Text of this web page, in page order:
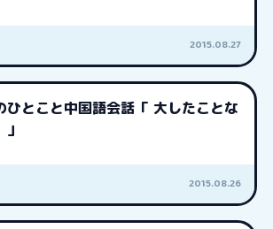
2015.08.27
ひとこと中国語会話「 大したことな
2015.08.26